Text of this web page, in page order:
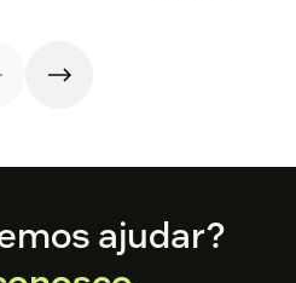
descubra.
colaborativo.
ajudar?